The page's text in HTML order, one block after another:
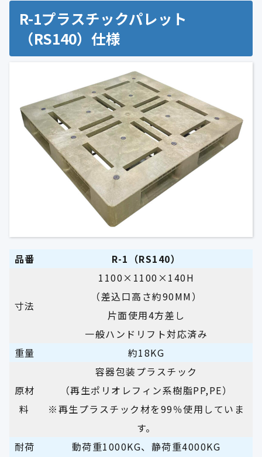
R-1プラスチックパレット
（RS140）仕様
品番 R-1 （RS140）
寸法
1100×1100×140H
（差込口高さ約90MM）
片面使用4方差し
一般ハンドリフト対応済み
重量
約18KG
原材
料
容器包装プラスチック
（再生ポリオレフィン系樹脂PP,PE）
※再生プラスチック材を99％使用していま
す。
耐荷
動荷重1000KG、静荷重4000KG